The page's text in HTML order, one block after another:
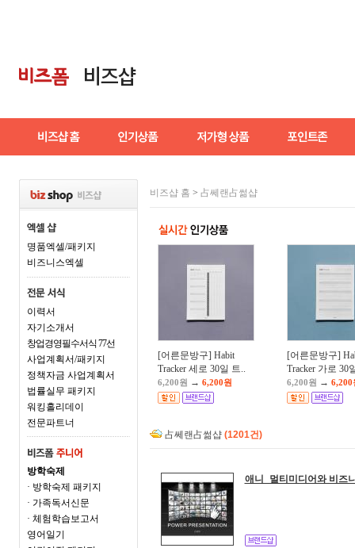
명품엑셀/패키지
비즈니스엑셀
이력서
자기소개서
창업경영필수서식 77선
사업계획서/패키지
정책자금 사업계획서
법률실무 패키지
워킹홀리데이
전문파트너
방학숙제
· 방학숙제 패키지
· 가족독서신문
· 체험학습보고서
영어일기
비즈샵 홈 > 占쎄랜占썲샵
[어른문방구] Habit
Tracker 세로 30일 트..
6,200원 → 6,200원
[어른문방구]
Tracker 가로 30
6,200원 → 6,200
占쎄랜占썲샵 (1201건)
애니_멀티미디어와 비즈